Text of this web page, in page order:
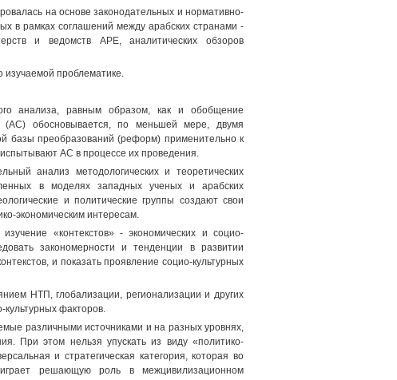
на основе законодательных и нормативно-
в рамках соглашений между арабских странами -
и ведомств АРЕ, аналитических обзоров
изучаемой проблематике.
анализа, равным образом, как и обобщение
(АС) обосновывается, по меньшей мере, двумя
базы преобразований (реформ) применительно к
АС в процессе их проведения.
анализ методологических и теоретических
в моделях западных ученых и арабских
и политические группы создают свои
экономическим интересам.
«контекстов» - экономических и социо-
закономерности и тенденции в развитии
и показать проявление социо-культурных
НТП, глобализации, регионализации и других
культурных факторов.
различными источниками и на разных уровнях,
При этом нельзя упускать из виду «политико-
и стратегическая категория, которая во
решающую роль в межцивилизационном